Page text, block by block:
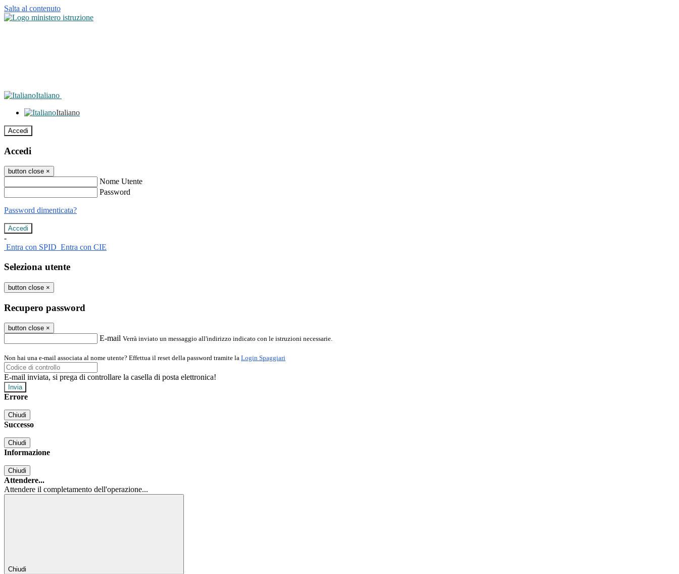
Salta al contenuto
Italiano
Italiano
Accedi
Accedi
button close ×
Nome Utente
Password
Password dimenticata?
-
Entra con SPID Entra con CIE
Seleziona utente
button close ×
Recupero password
button close ×
E-mail Verrà inviato un messaggio all'indirizzo indicato con le istruzioni necessarie.
Non hai una e-mail associata al nome utente? Effettua il reset della password tramite la Login Spaggiari
E-mail inviata, si prega di controllare la casella di posta elettronica!
Errore
Chiudi
Successo
Chiudi
Informazione
Chiudi
Attendere...
Attendere il completamento dell'operazione...
Chiudi